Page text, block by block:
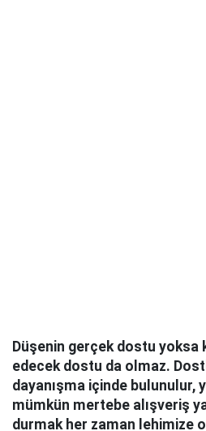
Düşenin gerçek dostu yoksa
edecek dostu da olmaz.
dayanışma içinde bulunulur,
mümkün mertebe alışveriş
durmak her zaman lehimize